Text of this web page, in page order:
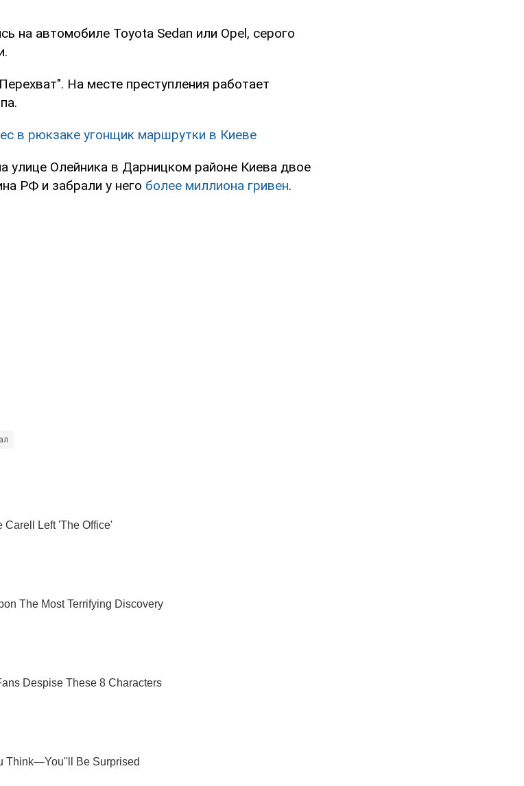
на автомобиле Toyota Sedan или Opel, серого
На месте преступления работает
в рюкзаке угонщик маршрутки в Киеве
улице Олейника в Дарницком районе Киева двое
РФ и забрали у него более миллиона гривен.